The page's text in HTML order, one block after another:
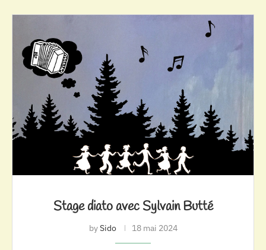
Stage diato avec Sylvain Butté
bySido 18 mai 2024